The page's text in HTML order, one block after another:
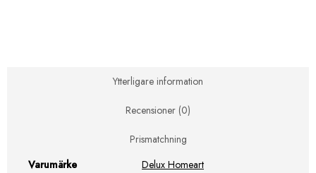
Ytterligare information
Recensioner (0)
Prismatchning
Varumärke
Delux Homeart